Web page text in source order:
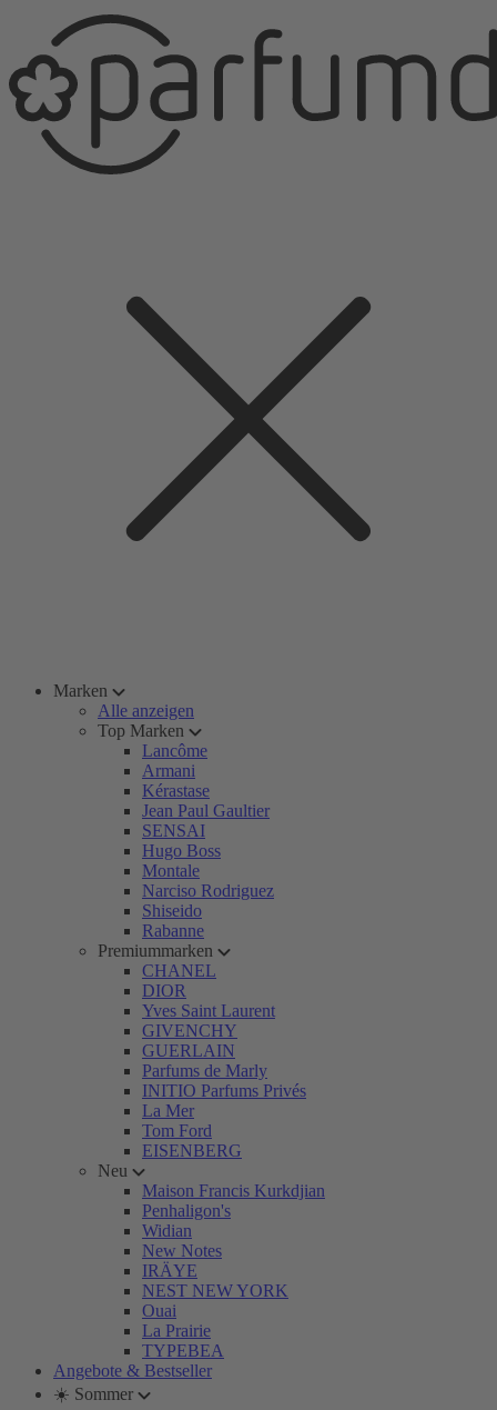
Marken
Alle anzeigen
Top Marken
Lancôme
Armani
Kérastase
Jean Paul Gaultier
SENSAI
Hugo Boss
Montale
Narciso Rodriguez
Shiseido
Rabanne
Premiummarken
CHANEL
DIOR
Yves Saint Laurent
GIVENCHY
GUERLAIN
Parfums de Marly
INITIO Parfums Privés
La Mer
Tom Ford
EISENBERG
Neu
Maison Francis Kurkdjian
Penhaligon's
Widian
New Notes
IRÄYE
NEST NEW YORK
Ouai
La Prairie
TYPEBEA
Angebote & Bestseller
☀️ Sommer